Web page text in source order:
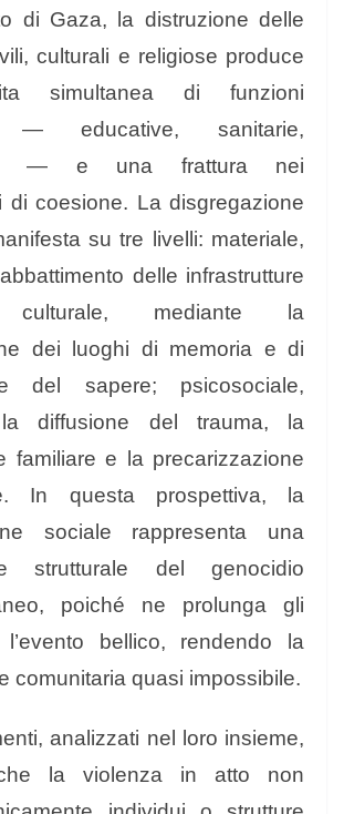
di Gaza, la distruzione delle
culturali e religiose produce
simultanea di funzioni
— educative, sanitarie,
— e una frattura nei
di coesione. La disgregazione
su tre livelli: materiale,
delle infrastrutture
culturale, mediante la
dei luoghi di memoria e di
del sapere; psicosociale,
la diffusione del trauma, la
familiare e la precarizzazione
In questa prospettiva, la
sociale rappresenta una
strutturale del genocidio
poiché ne prolunga gli
bellico, rendendo la
comunitaria quasi impossibile.
analizzati nel loro insieme,
la violenza in atto non